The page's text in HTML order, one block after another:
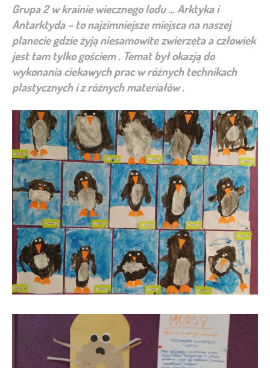
Grupa 2 w krainie wiecznego lodu … Arktyka i
Antarktyda – to najzimniejsze miejsca na naszej
planecie gdzie żyją niesamowite zwierzęta a człowiek
jest tam tylko gościem . Temat był okazją do
wykonania ciekawych prac w różnych technikach
plastycznych i z różnych materiałów .